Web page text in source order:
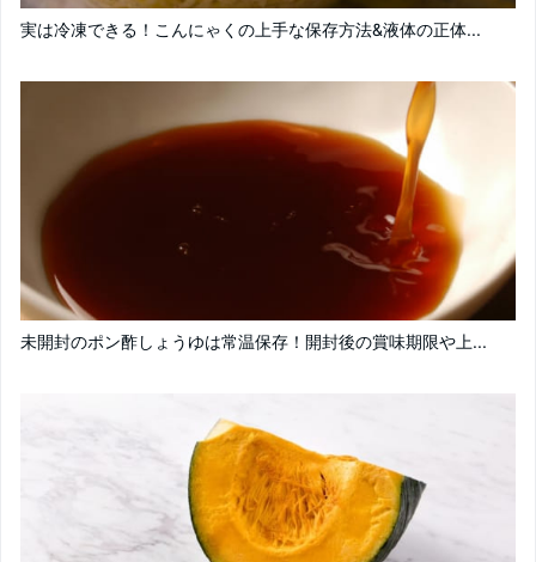
実は冷凍できる！こんにゃくの上手な保存方法&液体の正体...
未開封のポン酢しょうゆは常温保存！開封後の賞味期限や上...